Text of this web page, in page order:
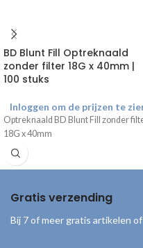
BD Blunt Fill Optreknaald
zonder filter 18G x 40mm |
100 stuks
Inloggen om de prijzen te
Optreknaald BD Blunt Fill zonder
18G x 40mm
Gratis verzending
Bij 7 of meer gratis artikelen